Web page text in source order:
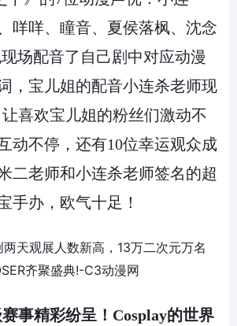
咩咩、瞳音、夏侯落枫、沈念
场配音了自己剧中对应动漫
，宝儿姐的配音小连杀老师现
喜欢宝儿姐的粉丝们激动不
动不停，还有10位幸运观众成
二老师和小连杀老师签名的超
手办，欧气十足！
事精彩纷呈！ Cosplay的世界